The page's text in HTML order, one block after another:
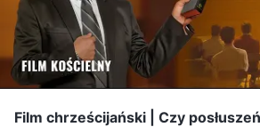
Film chrześcijański | Czy